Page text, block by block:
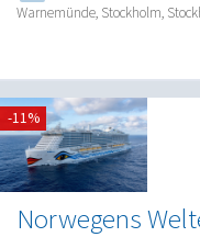
Warnemünde, Stockholm,
Norwegens
-11%